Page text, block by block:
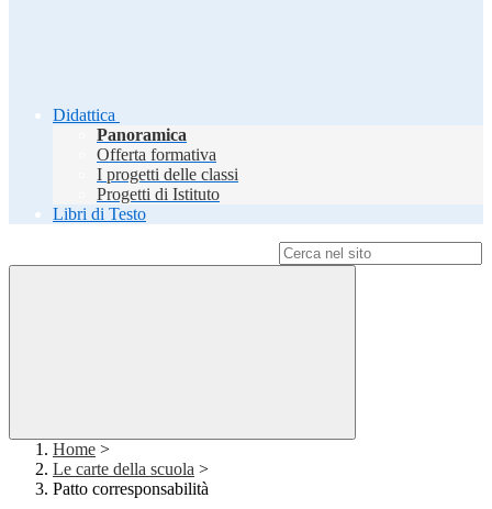
Didattica
Panoramica
Offerta formativa
I progetti delle classi
Progetti di Istituto
Libri di Testo
Home >
Le carte della scuola >
Patto corresponsabilità